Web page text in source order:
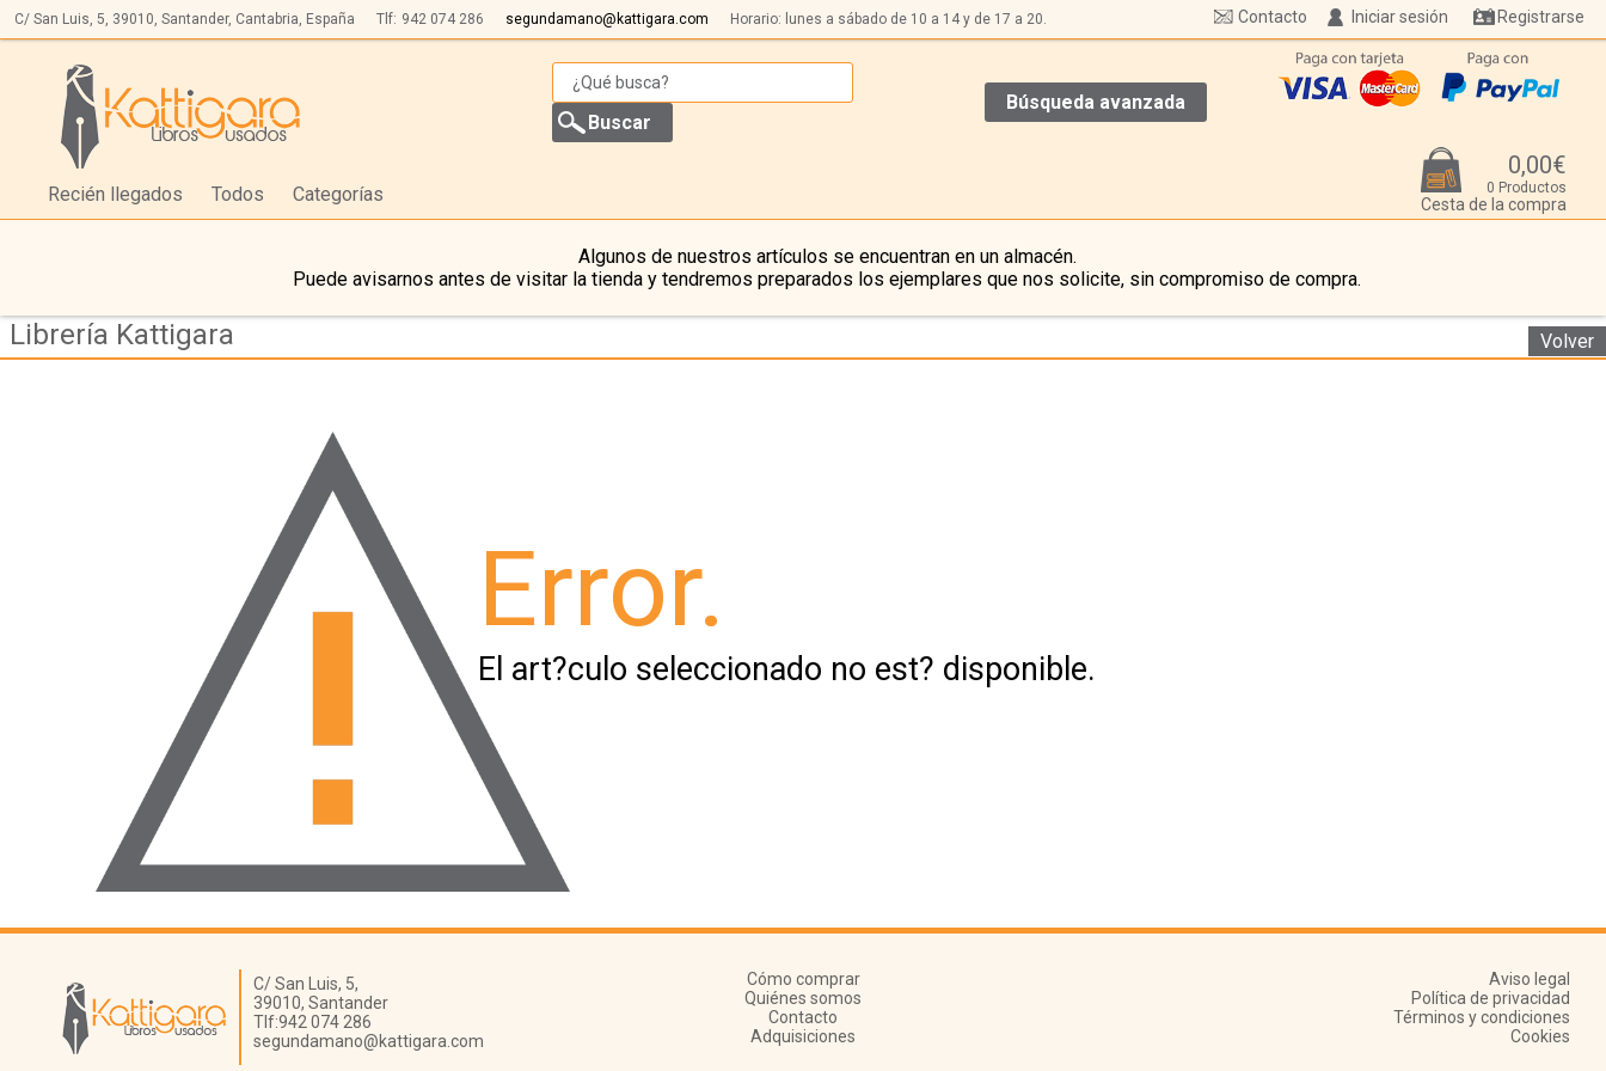
C/ San Luis, 5, 39010, Santander, Cantabria, España Tlf: 942 074 286 segundamano@kattigara.com Horario: lunes a sábado de 10 a 14 y de 17 a 20. Iniciar sesión Registrarse
Contacto
Búsqueda avanzada
Recién llegados Todos Categorías
0,00€
0 Productos
Cesta de la compra
Algunos de nuestros artículos se encuentran en un almacén.
Puede avisarnos antes de visitar la tienda y tendremos preparados los ejemplares que nos solicite, sin compromiso de compra.
Librería Kattigara Volver
Error.
El art?culo seleccionado no est? disponible.
Librería Kattigara
C/ San Luis, 5,
39010, Santander
Tlf:942 074 286
segundamano@kattigara.com
Cómo comprar
Quiénes somos
Contacto
Adquisiciones
Aviso legal
Política de privacidad
Términos y condiciones
Cookies